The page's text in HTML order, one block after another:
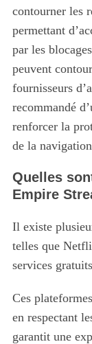
contourner les
permettant
par les
peuvent
fournisseurs
recommandé
renforcer la
de la
Quelles
Empire
Il existe
telles que
services
Ces
en respectant
garantit une